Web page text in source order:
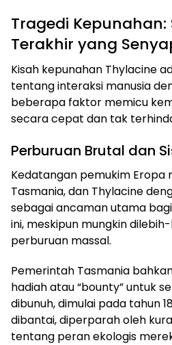
Tragedi
Terakhir yang
Kisah kepunahan Thylacine
tentang interaksi manusia
beberapa faktor memicu
secara cepat dan tak
Perburuan Brutal dan
Kedatangan pemukim
Tasmania, dan Thylacine
sebagai ancaman utama
ini, meskipun mungkin
perburuan massal.
Pemerintah Tasmania
hadiah atau “bounty” untuk
dibunuh, dimulai pada tahun
dibantai, diperparah oleh
tentang peran ekologis